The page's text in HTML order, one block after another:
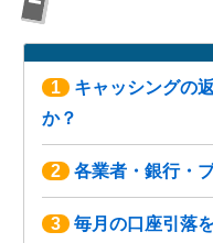
1
キャッシングの
か？
2 各業者・銀行・
3
毎月の口座引落